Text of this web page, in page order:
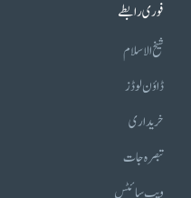
فوری رابطے
شیخ الاسلام
ڈاؤن لوڈز
خریداری
تبصرہ جات
ویب سائٹس